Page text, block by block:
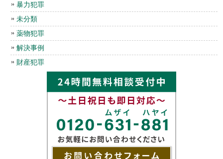
暴力犯罪
未分類
薬物犯罪
解決事例
財産犯罪